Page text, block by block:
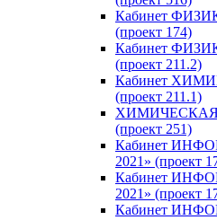
Кабинет
(проект 174)
Кабинет
(проект 211.2)
Кабинет
(проект 211.1)
ХИМИЧЕСКАЯ
(проект 251)
Кабинет
2021» (проект
Кабинет
2021» (проект
Кабинет